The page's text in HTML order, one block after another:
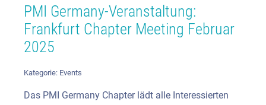
PMI Germany-Veranstaltung:
Frankfurt Chapter Meeting Februar
2025
Kategorie: Events
Das PMI Germany Chapter lädt alle Interessierten